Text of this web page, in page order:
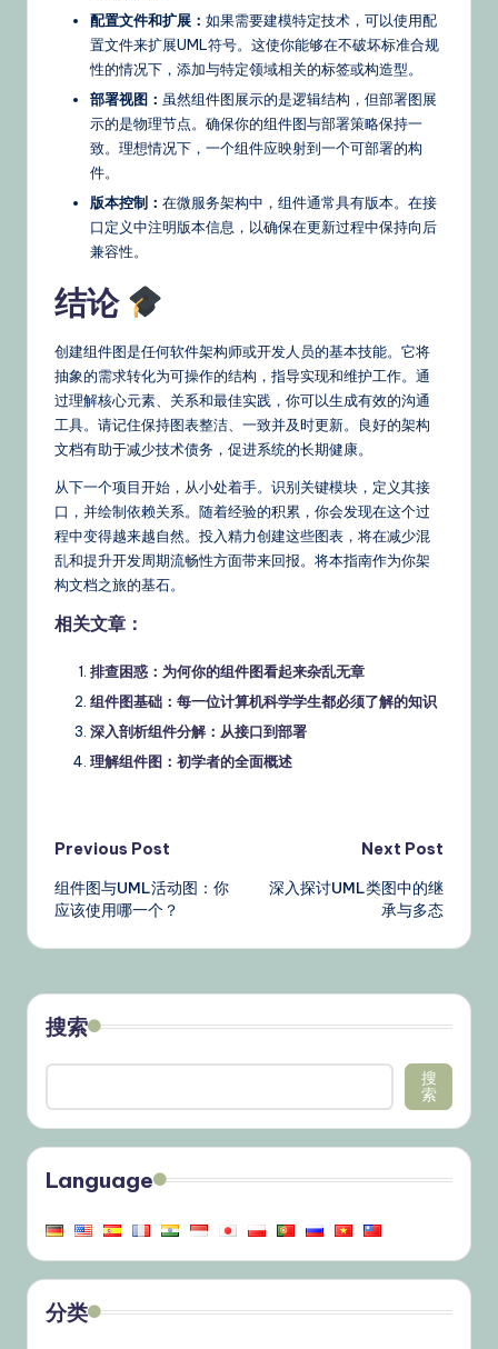
配置文件和扩展： 如果需要建模特定技术，可以使用配
置文件来扩展UML符号。这使你能够在不破坏标准合规
性的情况下，添加与特定领域相关的标签或构造型。
部署视图： 虽然组件图展示的是逻辑结构，但部署图展
示的是物理节点。确保你的组件图与部署策略保持一
致。理想情况下，一个组件应映射到一个可部署的构
件。
版本控制： 在微服务架构中，组件通常具有版本。在接
口定义中注明版本信息，以确保在更新过程中保持向后
兼容性。
结论
创建组件图是任何软件架构师或开发人员的基本技能。它将
抽象的需求转化为可操作的结构，指导实现和维护工作。通
过理解核心元素、关系和最佳实践，你可以生成有效的沟通
工具。请记住保持图表整洁、一致并及时更新。良好的架构
文档有助于减少技术债务，促进系统的长期健康。
从下一个项目开始，从小处着手。识别关键模块，定义其接
口，并绘制依赖关系。随着经验的积累，你会发现在这个过
程中变得越来越自然。投入精力创建这些图表，将在减少混
乱和提升开发周期流畅性方面带来回报。将本指南作为你架
构文档之旅的基石。
相关文章：
排查困惑：为何你的组件图看起来杂乱无章
组件图基础：每一位计算机科学学生都必须了解的知识
深入剖析组件分解：从接口到部署
理解组件图：初学者的全面概述
Post
navigation
Previous Post
组件图与UML活动图：你
应该使用哪一个？
Next Post
深入探讨UML类图中的继
承与多态
搜索
搜
索
Language
分类